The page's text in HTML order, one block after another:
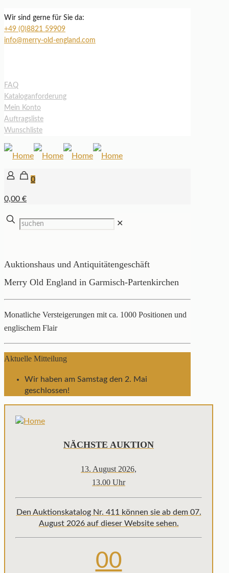
Wir sind gerne für Sie da:
+49 (0)8821 59909
info@merry-old-england.com
FAQ
Kataloganforderung
Mein Konto
Auftragsliste
Wunschliste
0
0,00 €
✕
Auktionshaus und Antiquitätengeschäft
Merry Old England in Garmisch-Partenkirchen
Monatliche Versteigerungen mit ca. 1000 Positionen und
englischem Flair
Aktuelle Mitteilung
Wir haben am Samstag den 2. Mai
geschlossen!
NÄCHSTE AUKTION
13. August 2026,
13.00 Uhr
Den Auktionskatalog Nr. 411 können sie ab dem 07.
August 2026 auf dieser Website sehen.
00